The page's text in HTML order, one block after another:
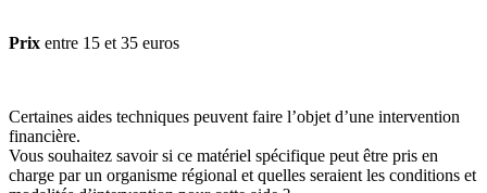
Prix entre 15 et 35 euros
Certaines aides techniques peuvent faire l’objet d’une intervention
financière.
Vous souhaitez savoir si ce matériel spécifique peut être pris en
charge par un organisme régional et quelles seraient les conditions et